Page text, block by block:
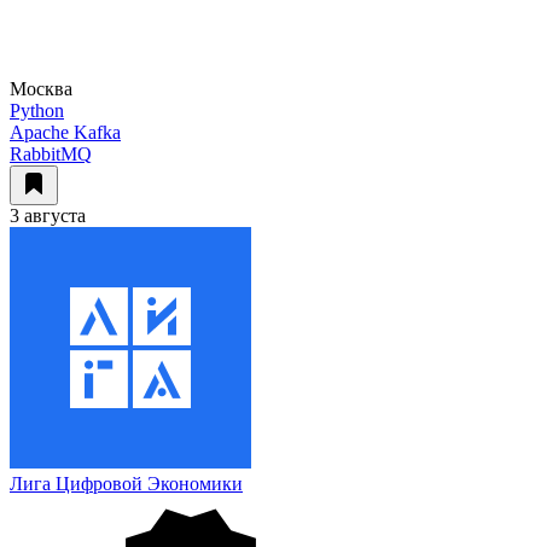
Москва
Python
Apache Kafka
RabbitMQ
3 августа
Лига Цифровой Экономики